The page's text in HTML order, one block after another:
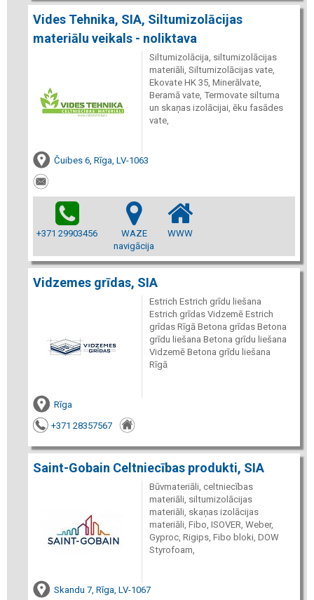
Vides Tehnika, SIA, Siltumizolācijas
materiālu veikals - noliktava
Siltumizolācija, siltumizolācijas
materiāli, Siltumizolācijas vate,
Ekovate HK 35, Minerālvate,
Beramā vate, Termovate siltuma
un skaņas izolācijai, ēku fasādes
vate,
Čuibes 6, Rīga, LV-1063
+371 29903456
WAZE
navigācija
WWW
Vidzemes grīdas, SIA
Estrich Estrich grīdu liešana
Estrich grīdas Vidzemē Estrich
grīdas Rīgā Betona grīdas Betona
grīdu liešana Betona grīdu liešana
Vidzemē Betona grīdu liešana
Rīgā
Rīga
+371 28357567
Saint-Gobain Celtniecības produkti, SIA
Būvmateriāli, celtniecības
materiāli, siltumizolācijas
materiāli, skaņas izolācijas
materiāli, Fibo, ISOVER, Weber,
Gyproc, Rigips, Fibo bloki, DOW
Styrofoam,
Skandu 7, Rīga, LV-1067